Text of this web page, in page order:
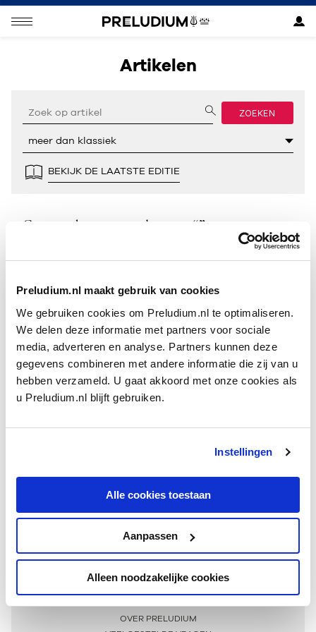
Preludium.nl maakt gebruik van cookies
We gebruiken cookies om Preludium.nl te optimaliseren.
We delen deze informatie met partners voor sociale
media, adverteren en analyse. Partners kunnen deze
gegevens combineren met andere informatie die zij van u
hebben verzameld. U gaat akkoord met onze cookies als
u Preludium.nl blijft gebruiken.
Instellingen
Alle cookies toestaan
Aanpassen
Alleen noodzakelijke cookies
Artikelen
ZOEKEN
BEKIJK DE LAATSTE EDITIE
Geen resultaten gevonden voor “”.
Meer informatie
OVER PRELUDIUM